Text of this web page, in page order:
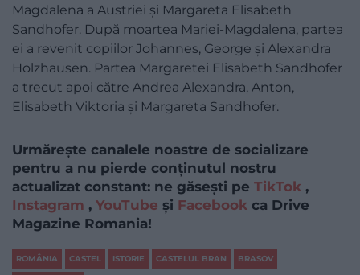
Magdalena a Austriei și Margareta Elisabeth
Sandhofer. După moartea Mariei-Magdalena, partea
ei a revenit copiilor Johannes, George și Alexandra
Holzhausen. Partea Margaretei Elisabeth Sandhofer
a trecut apoi către Andrea Alexandra, Anton,
Elisabeth Viktoria și Margareta Sandhofer.
Urmărește canalele noastre de socializare
pentru a nu pierde conținutul nostru
actualizat constant: ne găsești pe TikTok ,
Instagram , YouTube și Facebook ca Drive
Magazine Romania!
ROMÂNIA CASTEL ISTORIE CASTELUL BRAN BRASOV